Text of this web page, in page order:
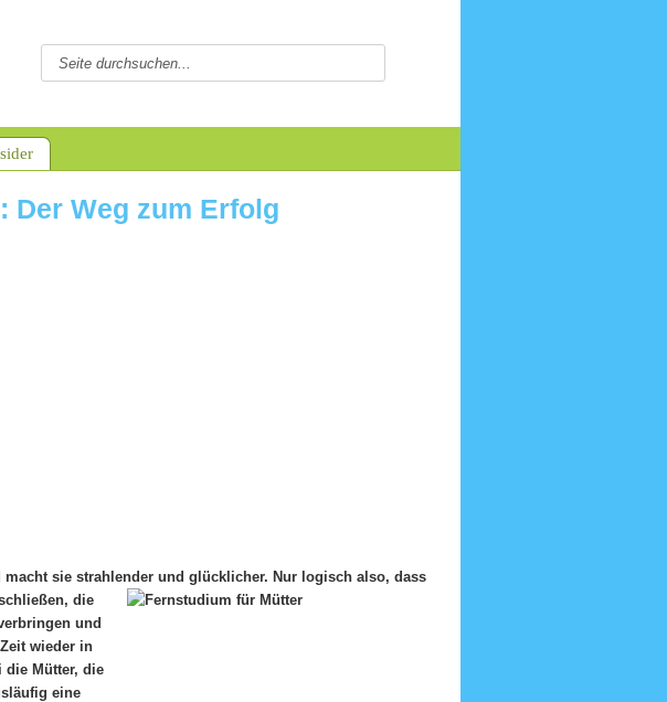
Der Weg zum Erfolg
sie strahlender und glücklicher. Nur logisch also, dass
die
und
wieder in
die Mütter, die
eine